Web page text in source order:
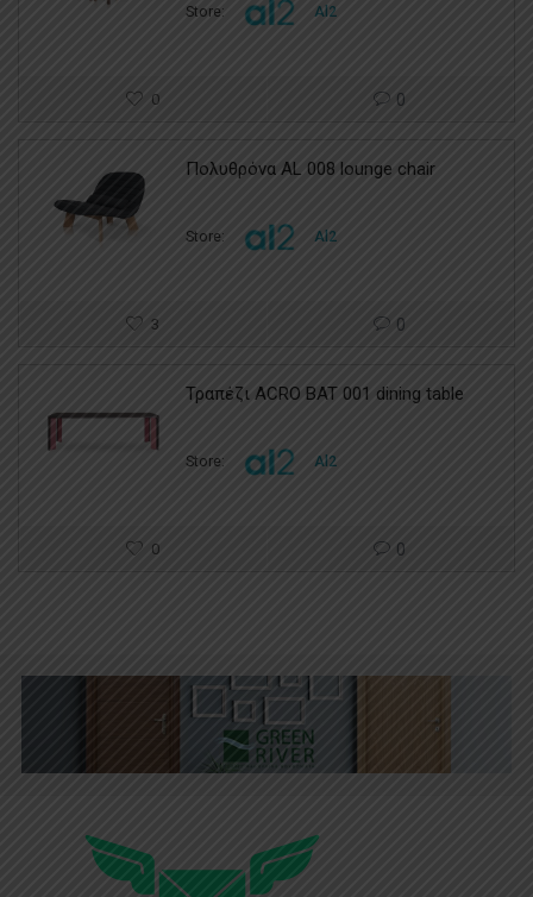
Store: Al2
0 0
Πολυθρόνα AL 008 lounge chair
Store: Al2
3 0
Τραπέζι ACRO BAT 001 dining table
Store: Al2
0 0